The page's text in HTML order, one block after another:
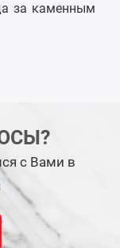
за каменным
с Вами в